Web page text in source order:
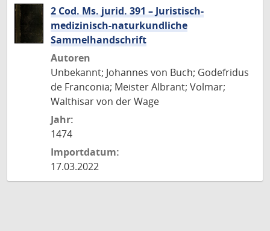
2 Cod. Ms. jurid. 391 – Juristisch-
medizinisch-naturkundliche
Sammelhandschrift
Autoren
Unbekannt; Johannes von Buch; Godefridus
de Franconia; Meister Albrant; Volmar;
Walthisar von der Wage
Jahr:
1474
Importdatum:
17.03.2022